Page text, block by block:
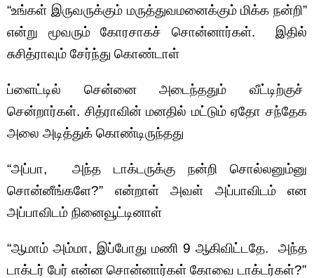
“உங்கள் இருவருக்கும் மருத்துவமனைக்கும் மிக்க நன்றி”
என்று மூவரும் கோரசாகச் சொன்னார்கள். இதில்
சுசித்ராவும் சேர்ந்து கொண்டாள்
ப்ளைட்டில் சென்னை அடைந்ததும் வீட்டிற்குச்
சென்றார்கள். சித்ராவின் மனதில் மட்டும் ஏதோ சந்தேக
அலை அடித்துக் கொண்டிருந்தது
“அப்பா, அந்த டாக்டருக்கு நன்றி சொல்லனும்னு
சொன்னீங்களே?” என்றாள் அவள் அப்பாவிடம் என
அப்பாவிடம் நினைவூட்டினாள்
“ஆமாம் அம்மா, இப்போது மணி 9 ஆகிவிட்டதே. அந்த
டாக்டர் பேர் என்ன சொன்னார்கள் கோவை டாக்டர்கள்?”